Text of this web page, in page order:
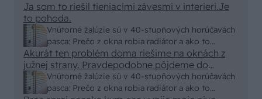
Vnútorné žalúzie sú v 40-stupňových horúčavách
pasca: Prečo z okna robia radiátor a ako to
vyriešiť za pár eur?
Ja som to riešil tieniacimi závesmi v interieri.Je
to pohoda.
Vnútorné žalúzie sú v 40-stupňových horúčavách
pasca: Prečo z okna robia radiátor a ako to
Akurát ten problém doma riešime na oknách z
južnej strany. Pravdepodobne pôjdeme do
vonkajšieho tienenia na spôsob markízy
250x150cm. Čínsky predajcovia idú okolo 100